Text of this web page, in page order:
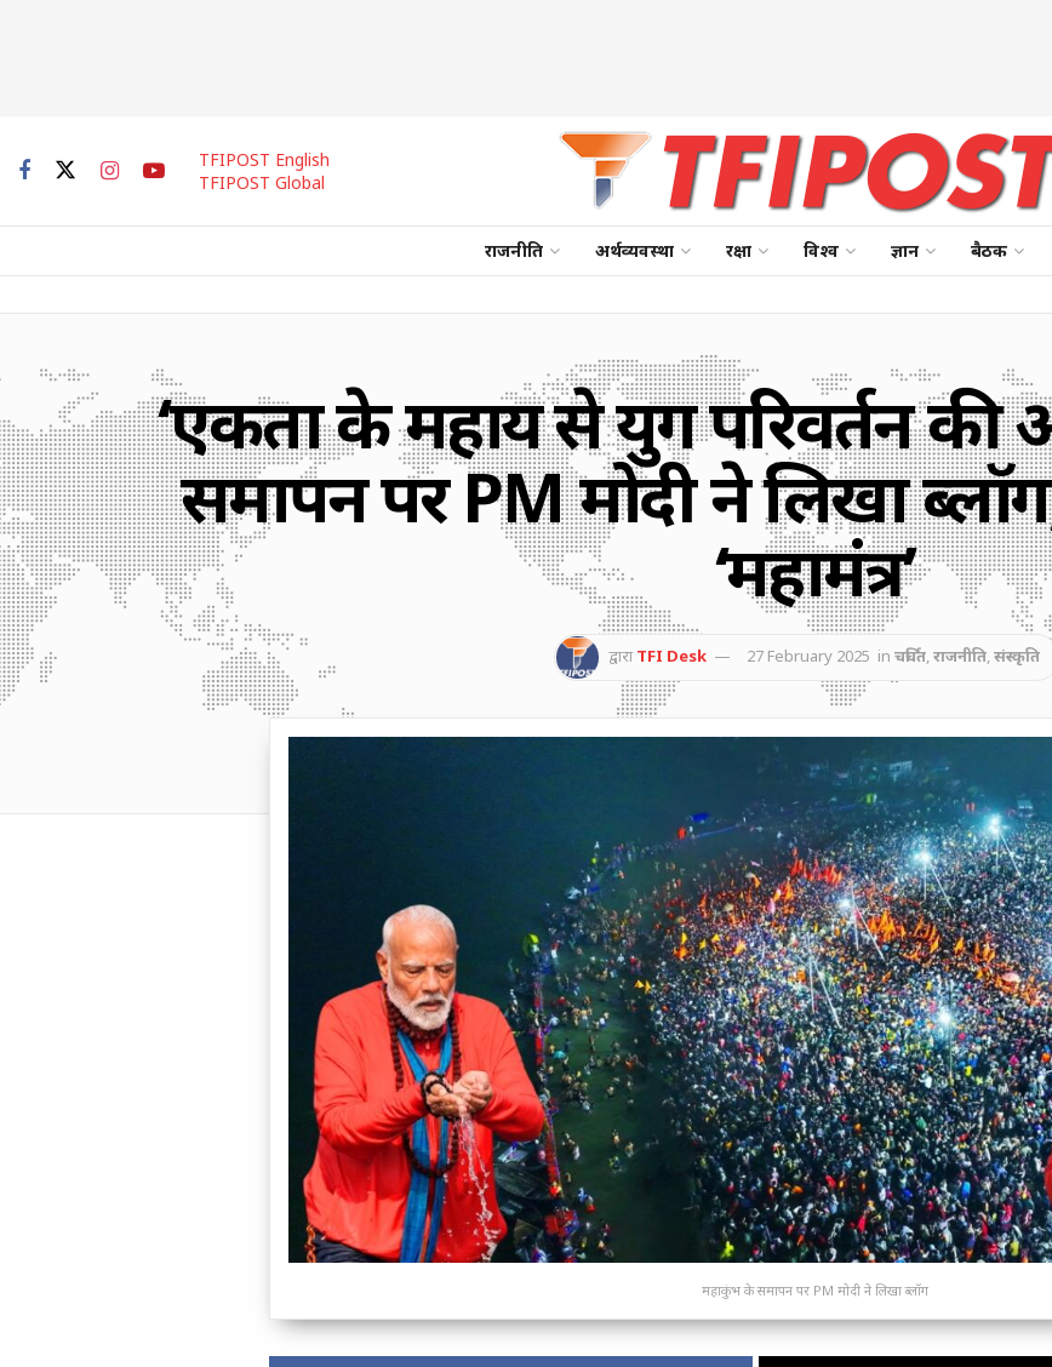
TFIPOST English
TFIPOST Global
राजनीति अर्थव्यवस्था रक्षा विश्व ज्ञान बैठक
‘एकता के महायज्ञ से युग परिवर्तन
समापन पर PM मोदी ने लिखा
‘महामंत्र’
द्वारा TFI Desk 27 February 2025 in चर्चित,राजनीति,संस्कृति
महाकुंभ के समापन पर PM मोदी ने लिखा ब्लॉग